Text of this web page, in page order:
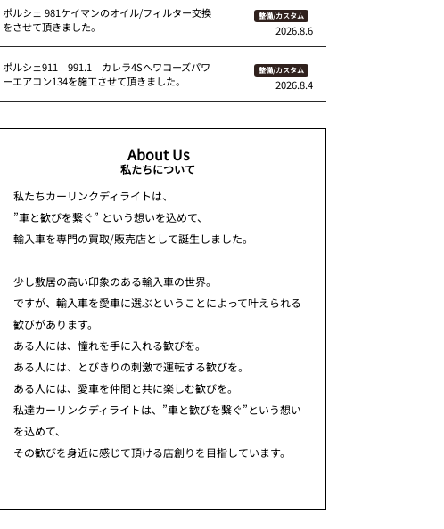
ポルシェ 981ケイマンのオイル/フィルター交換
をさせて頂きました。
整備/カスタム
2026.8.6
ポルシェ911 991.1 カレラ4Sへワコーズパワ
ーエアコン134を施工させて頂きました。
整備/カスタム
2026.8.4
About Us
私たちについて
私たちカーリンクディライトは、
”車と歓びを繋ぐ” という想いを込めて、
輸入車を専門の買取/販売店として誕生しました。
少し敷居の高い印象のある輸入車の世界。
ですが、輸入車を愛車に選ぶということによって叶えられる
歓びがあります。
ある人には、憧れを手に入れる歓びを。
ある人には、とびきりの刺激で運転する歓びを。
ある人には、愛車を仲間と共に楽しむ歓びを。
私達カーリンクディライトは、”車と歓びを繋ぐ”という想い
を込めて、
その歓びを身近に感じて頂ける店創りを目指しています。